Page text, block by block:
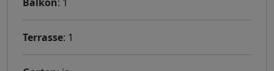
Balkon: 1
Terrasse: 1